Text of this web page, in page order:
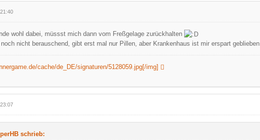
wohl dabei, müssst mich dann vom Freßgelage zurückhalten
nicht berauschend, gibt erst mal nur Pillen, aber Krankenhaus ist mir erspart geblieben
cache/de_DE/signaturen/5128059.jpg[/img]
schrieb: